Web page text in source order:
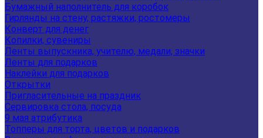
Бумажный наполнитель для коробок
Гирлянды на стену, растяжки, ростомеры
Конверт для денег
Копилки, сувениры
Ленты выпускника, учителю, медали, значки
Ленты для подарков
Наклейки для подарков
Открытки
Пригласительные на праздник
Сервировка стола, посуда
9 мая атрибутика
Топперы для торта, цветов и подарков